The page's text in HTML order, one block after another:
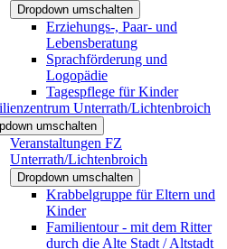
Dropdown umschalten
Erziehungs-, Paar- und
Lebensberatung
Sprachförderung und
Logopädie
Tagespflege für Kinder
Unterrath/Lichtenbroich
umschalten
Veranstaltungen FZ
Unterrath/Lichtenbroich
Dropdown umschalten
Krabbelgruppe für Eltern und
Kinder
Familientour - mit dem Ritter
durch die Alte Stadt / Altstadt